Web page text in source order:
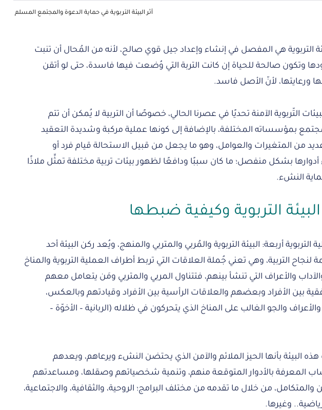
أثر البيئة التربوية في حماية الدعوة والمجتمع المسلم
التربوية هي المفصل في إنشاء وإعداد جيل قوي صالح، لأنه من المُحال أن تنبت
وتكون صالحة للحياة إن كانت التربة التي وُضعت فيها فاسدة، حتى لو أتقن
ورعايتها، لأنّ الأصل فاسد.
التّربوية الآمنة تحديًا في عصرنا الحالي، خصوصًا أن التربية لا يُمكن أن تتم
بمؤسساته المختلفة، بالإضافة إلى كونها عملية مركبة وشديدة التعقيد
من المتغيرات والعوامل، وهو ما يجعل من قبيل الاستحالة قيام فرد أو
بشكل منفصل؛ ما كان سببًا ودافعًا لظهور بيئات تربية مختلفة تمثِّل ملاذًا
النشء.
التربوية وكيفية ضبطها
التربوية أربعة: البيئة التربوية والمُربي والمتربي والمنهج، ويُعد ركن البيئة أحد
لنجاح التربية، وهي تعني جُملة العلاقات التي تربط أطراف العملية التربوية والمناخ
والأعراف التي تنشأ بينهم، فتتناول المربي والمتربي ومَن يتعامل معهم
بين الأفراد وبعضهم والعلاقات الرأسية بين الأفراد وقيادتهم وبالعكس،
والجو الغالب على المناخ الذي يتحركون في ظلاله (الربانية – الأخوّة –
البيئة بأنها الحيز الملائم والآمن الذي يحتضن النشء ويرعاهم، ويعدهم
المعرفة بالأدوار المتوقعة منهم، وتنمية شخصياتهم وصقلها، ومساعدتهم
والمتكامل، من خلال ما تقدمه من مختلف البرامج؛ الروحية، والثقافية، والاجتماعية،
وغيرها.